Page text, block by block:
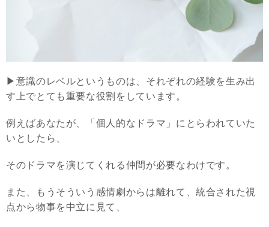
▶︎意識のレベルというものは、それぞれの経験を生み出
す上でとても重要な役割をしています。
例えばあなたが、「個人的なドラマ」にとらわれていた
いとしたら、
そのドラマを演じてくれる仲間が必要なわけです。
また、もうそういう感情劇からは離れて、統合された視
点から物事を中立に見て、